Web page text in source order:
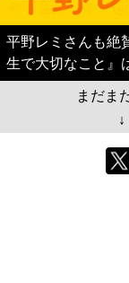
平野レミさんも絶
生で大切なこと』
まだま